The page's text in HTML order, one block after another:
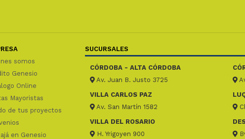
somos
Genesio
Online
Mayoristas
de tus proyectos
en Genesio
SUCURSALES
CÓRDOBA - ALTA CÓRDOBA
Av. Juan B. Justo 3725
VILLA CARLOS PAZ
Av. San Martín 1582
VILLA DEL ROSARIO
H. Yrigoyen 900